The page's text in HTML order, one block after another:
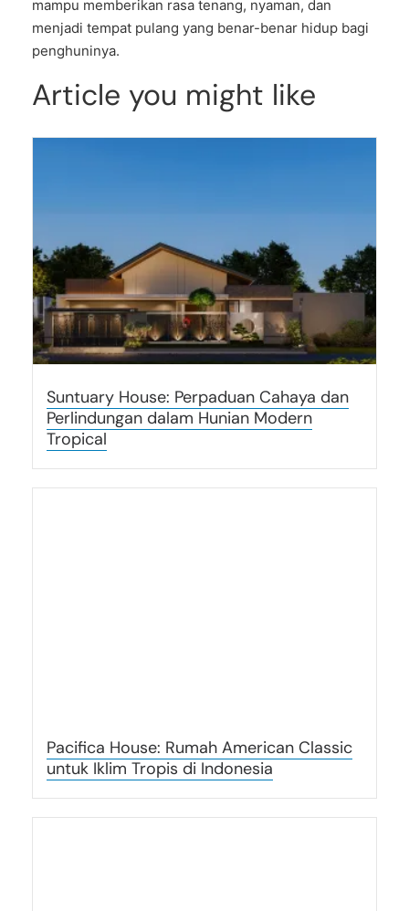
mampu memberikan rasa tenang, nyaman, dan
menjadi tempat pulang yang benar-benar hidup bagi
penghuninya.
Article you might like
Suntuary House: Perpaduan Cahaya dan
Perlindungan dalam Hunian Modern
Tropical
Pacifica House: Rumah American Classic
untuk Iklim Tropis di Indonesia